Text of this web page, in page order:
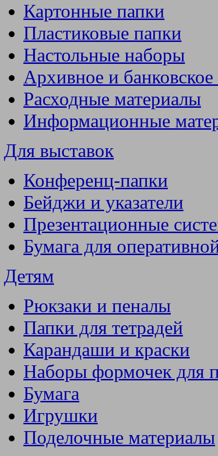
Картонные папки
Пластиковые папки
Настольные наборы
Архивное и
Расходные материалы
Информационные
Для выставок
Конференц-папки
Бейджи и указатели
Презентационные
Бумага для
Детям
Рюкзаки и пеналы
Папки для тетрадей
Карандаши и краски
Наборы формочек для
Бумага
Игрушки
Поделочные материалы